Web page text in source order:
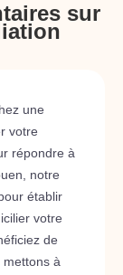
sur
une
votre
répondre à
notre
établir
votre
de
à